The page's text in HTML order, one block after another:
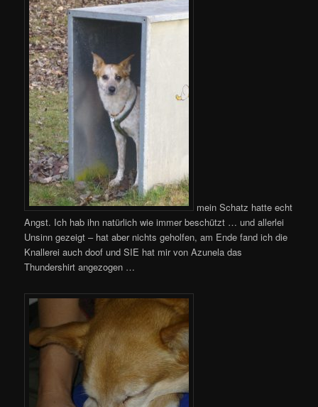
mein Schatz hatte echt
Angst. Ich hab ihn natürlich wie immer beschützt … und allerlei
Unsinn gezeigt – hat aber nichts geholfen, am Ende fand ich die
Knallerei auch doof und SIE hat mir von Azunela das
Thundershirt angezogen …